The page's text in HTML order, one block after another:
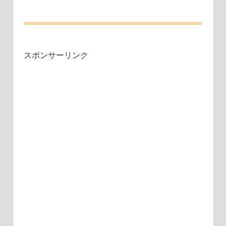
スポンサーリンク